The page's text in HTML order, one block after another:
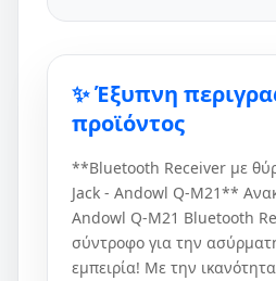
✨ Έξυπνη
προϊόντος
**Bluetooth Receiver με
Jack - Andowl Q-M21**
Andowl Q-M21 Bluetooth
σύντροφο για την
εμπειρία! Με την